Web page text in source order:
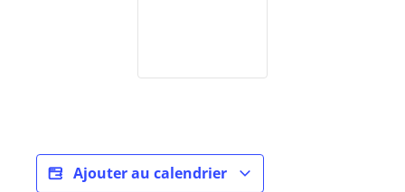
Ajouter au calendrier